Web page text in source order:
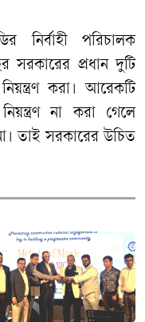
নির্বাহী
পরিচালক
সরকারের প্রধান দুটি
নিয়ন্ত্রণ করা।
আরেকটি
নিয়ন্ত্রণ না করা
গেলে
তাই সরকারের উচিত